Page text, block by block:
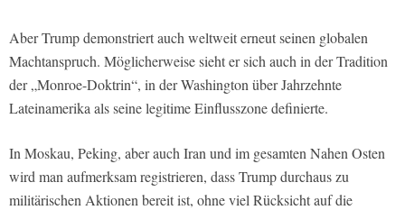
Aber Trump demonstriert auch weltweit erneut seinen globalen
Machtanspruch. Möglicherweise sieht er sich auch in der Tradition
der „Monroe-Doktrin“, in der Washington über Jahrzehnte
Lateinamerika als seine legitime Einflusszone definierte.
In Moskau, Peking, aber auch Iran und im gesamten Nahen Osten
wird man aufmerksam registrieren, dass Trump durchaus zu
militärischen Aktionen bereit ist, ohne viel Rücksicht auf die